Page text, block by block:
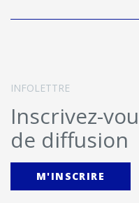
INFOLETTRE
Inscrivez-
de diffusion
M'INSCRIRE